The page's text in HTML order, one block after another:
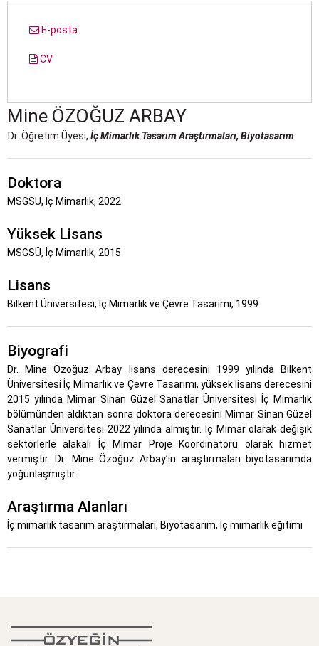
E-posta
CV
Mine ÖZOĞUZ ARBAY
Dr. Öğretim Üyesi, İç Mimarlık Tasarım Araştırmaları, Biyotasarım
Doktora
MSGSÜ, İç Mimarlık, 2022
Yüksek Lisans
MSGSÜ, İç Mimarlık, 2015
Lisans
Bilkent Üniversitesi, İç Mimarlık ve Çevre Tasarımı, 1999
Biyografi
Dr. Mine Özoğuz Arbay lisans derecesini 1999 yılında Bilkent
Üniversitesi İç Mimarlık ve Çevre Tasarımı, yüksek lisans derecesini
2015 yılında Mimar Sinan Güzel Sanatlar Üniversitesi İç Mimarlık
bölümünden aldıktan sonra doktora derecesini Mimar Sinan Güzel
Sanatlar Üniversitesi 2022 yılında almıştır. İç Mimar olarak değişik
sektörlerle alakalı İç Mimar Proje Koordinatörü olarak hizmet
vermiştir. Dr. Mine Özoğuz Arbay’ın araştırmaları biyotasarımda
yoğunlaşmıştır.
Araştırma Alanları
İç mimarlık tasarım araştırmaları, Biyotasarım, İç mimarlık eğitimi